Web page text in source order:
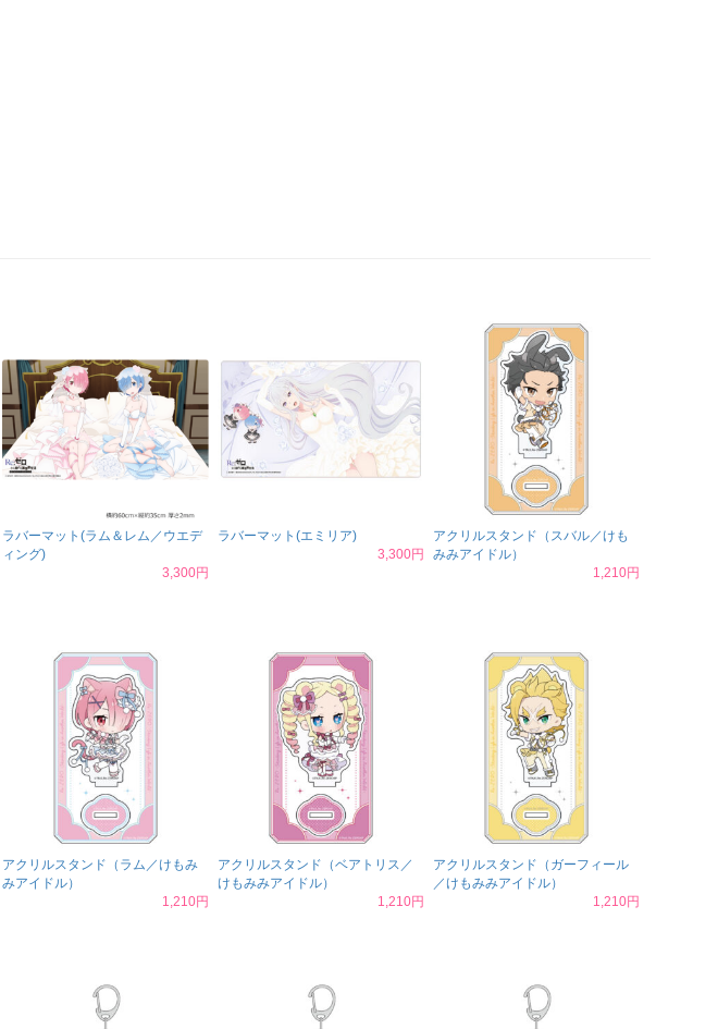
ラバーマット(ラム＆レム／ウエデ
ィング)
3,300円
ラバーマット(エミリア)
3,300円
アクリルスタンド（スバル／けも
みみアイドル）
1,210円
アクリルスタンド（ラム／けもみ
みアイドル）
1,210円
アクリルスタンド（ベアトリス／
けもみみアイドル）
1,210円
アクリルスタンド（ガーフィール
／けもみみアイドル）
1,210円